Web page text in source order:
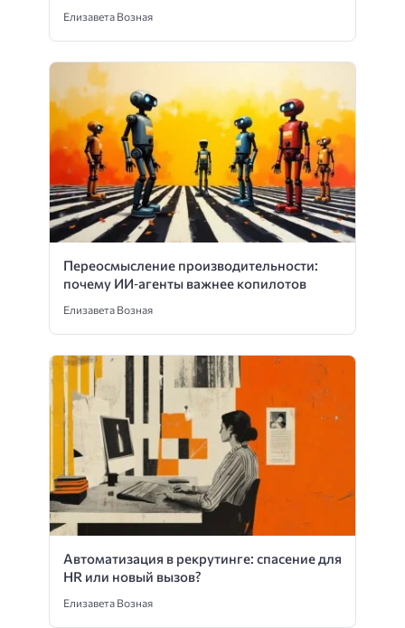
Елизавета Возная
Переосмысление производительности:
почему ИИ‑агенты важнее копилотов
Елизавета Возная
Автоматизация в рекрутинге: спасение для
HR или новый вызов?
Елизавета Возная